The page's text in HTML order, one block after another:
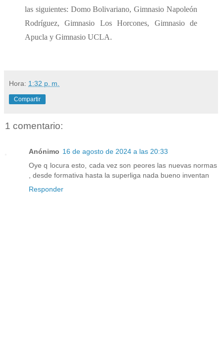
las siguientes: Domo Bolivariano, Gimnasio Napoleón
Rodríguez, Gimnasio Los Horcones, Gimnasio de
Apucla y Gimnasio UCLA.
Hora: 1:32 p. m.
Compartir
1 comentario:
Anónimo 16 de agosto de 2024 a las 20:33
Oye q locura esto, cada vez son peores las nuevas normas
, desde formativa hasta la superliga nada bueno inventan
Responder